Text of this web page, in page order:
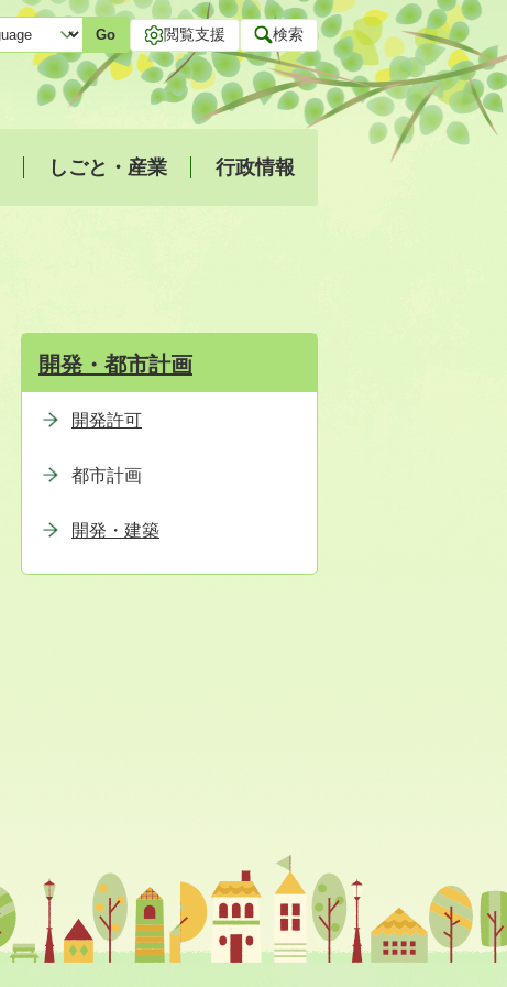
Go 閲覧支援 検索
しごと・産業 行政情報
開発・都市計画
開発許可
都市計画
開発・建築